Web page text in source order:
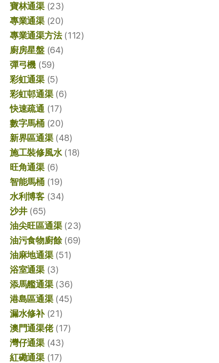
寶林通渠(23)
專業通渠(20)
專業通渠方法(112)
廚房星盤(64)
彈弓機 (59)
彩虹通渠(5)
彩虹邨通渠(6)
快速疏通 (17)
數字馬桶(20)
新界區通渠(48)
施工裝修風水(18)
旺角通渠(6)
智能馬桶(19)
水利博客(34)
沙井(65)
油尖旺區通渠(23)
油污食物廚餘(69)
油麻地通渠(51)
浴室通渠(3)
添馬艦通渠(36)
港島區通渠(45)
漏水修补(21)
澳門通渠佬(17)
灣仔通渠(43)
紅磡通渠(17)